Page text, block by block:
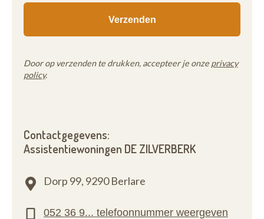
Door op verzenden te drukken, accepteer je onze privacy
policy.
Contactgegevens:
Assistentiewoningen DE ZILVERBERK
Dorp 99, 9290 Berlare